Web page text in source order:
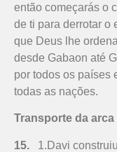
então começarás o
de ti para derrotar o
que Deus lhe
desde Gabaon até
por todos os países
todas as nações.
Transporte da
15. 1.Davi